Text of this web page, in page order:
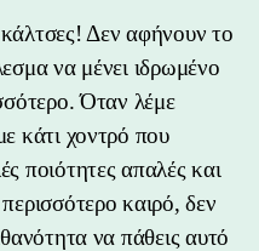
Δεν αφήνουν το
να μένει ιδρωμένο
Όταν λέμε
κάτι χοντρό που
ποιότητες απαλές και
καιρό, δεν
να πάθεις αυτό